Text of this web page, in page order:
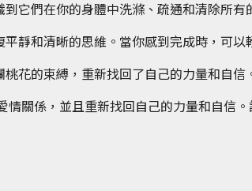
它們在你的身體中洗滌、疏通和清除所
靜和清晰的思維。當你感到完成時，可以
花的束縛，重新找回了自己的力量和自信
關係，並且重新找回自己的力量和自信